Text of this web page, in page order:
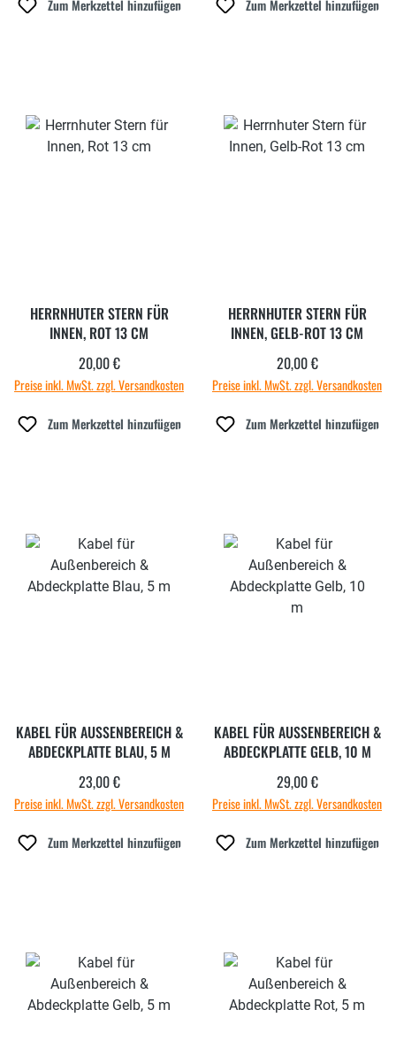
Zum Merkzettel hinzufügen Zum Merkzettel hinzufügen
HERRNHUTER STERN FÜR
INNEN, ROT 13 CM
Regulärer Preis:
20,00 €
Preise inkl. MwSt. zzgl. Versandkosten
Zum Merkzettel hinzufügen
HERRNHUTER STERN FÜR
INNEN, GELB-ROT 13 CM
Regulärer Preis:
20,00 €
Preise inkl. MwSt. zzgl. Versandkosten
Zum Merkzettel hinzufügen
KABEL FÜR AUSSENBEREICH &
ABDECKPLATTE BLAU, 5 M
Regulärer Preis:
23,00 €
Preise inkl. MwSt. zzgl. Versandkosten
Zum Merkzettel hinzufügen
KABEL FÜR AUSSENBEREICH &
ABDECKPLATTE GELB, 10 M
Regulärer Preis:
29,00 €
Preise inkl. MwSt. zzgl. Versandkosten
Zum Merkzettel hinzufügen